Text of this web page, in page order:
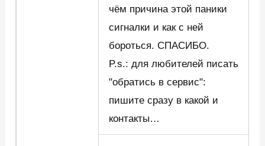
чём причина этой паники
сигналки и как с ней
бороться. СПАСИБО.
P.s.: для любителей писать
"обратись в сервис":
пишите сразу в какой и
контакты…